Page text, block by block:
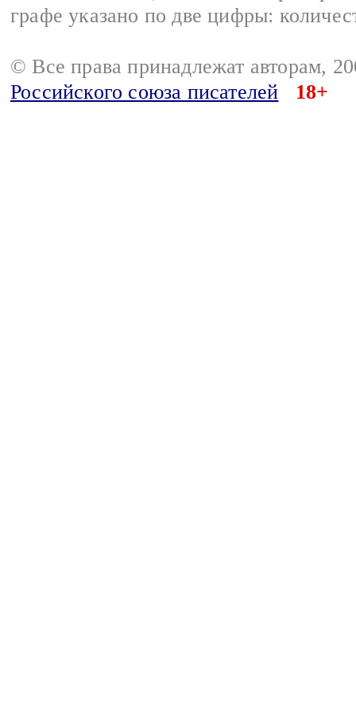
графе указано по две цифры:
© Все права принадлежат авторам,
Российского союза писателей
18+